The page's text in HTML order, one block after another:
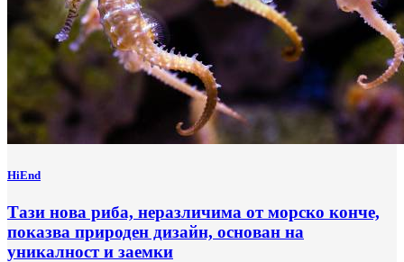
HiEnd
Тази нова риба, неразличима от морско конче,
показва природен дизайн, основан на
уникалност и заемки